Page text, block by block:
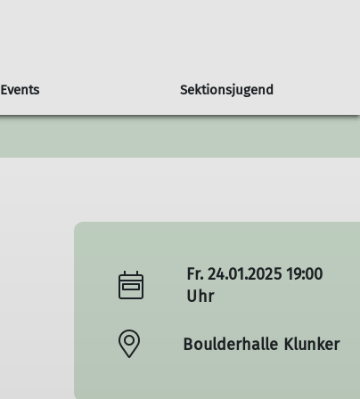
DAV
Felssperrungen
Klettertreff Erwachsene
Events Sektionsjugend
Schutzkonzept
Fr. 24.01.2025 19:00
Uhr
Boulderhalle Klunker